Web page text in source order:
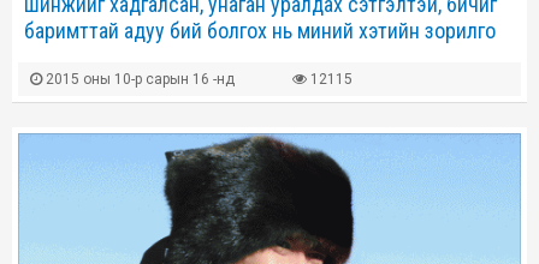
баримттай адуу бий болгох нь миний хэтийн зорилго
2015 оны 10-р сарын 16 -нд 12115